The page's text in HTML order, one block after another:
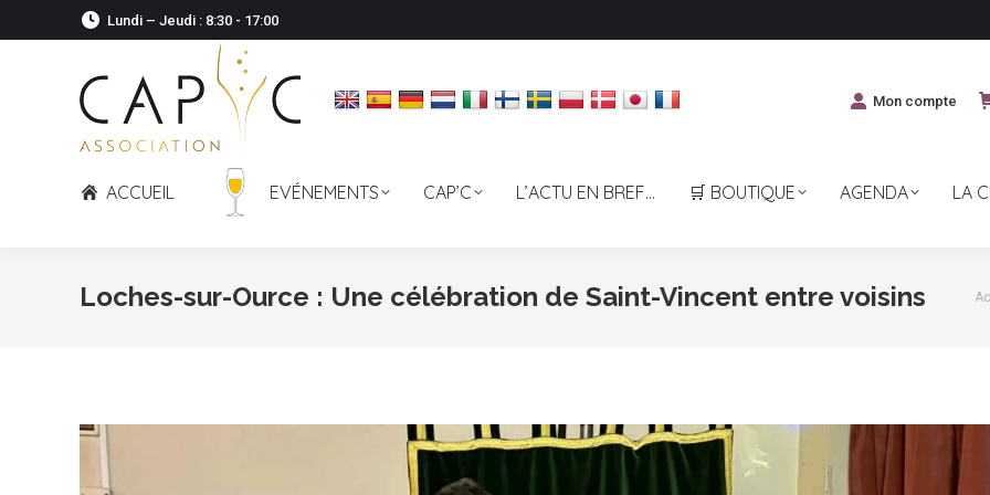
Lundi – Jeudi : 8:30 - 17:00
Mon compte
ACCUEIL EVÉNEMENTS CAP’C L’ACTU EN BREF… 🛒 BOUTIQUE AGENDA LA
Loches-sur-Ource : Une célébration de Saint-Vincent entre voisins